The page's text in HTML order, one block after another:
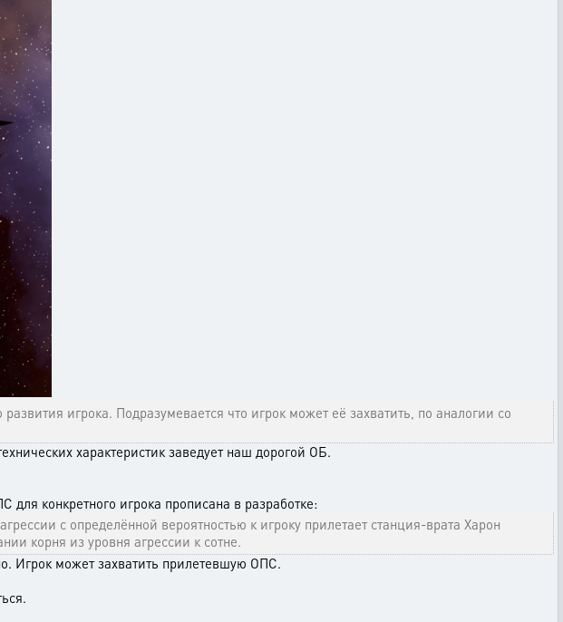
игрока. Подразумевается что игрок может её захватить, по аналогии со
характеристик заведует наш дорогой ОБ.
для конкретного игрока прописана в разработке:
с определённой вероятностью к игроку прилетает станция-врата Харон
корня из уровня агрессии к сотне.
Игрок может захватить прилетевшую ОПС.